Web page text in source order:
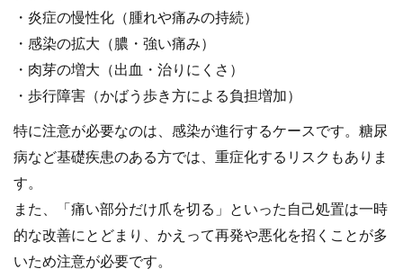
・炎症の慢性化（腫れや痛みの持続）
・感染の拡大（膿・強い痛み）
・肉芽の増大（出血・治りにくさ）
・歩行障害（かばう歩き方による負担増加）
特に注意が必要なのは、感染が進行するケースです。糖尿
病など基礎疾患のある方では、重症化するリスクもありま
す。
また、「痛い部分だけ爪を切る」といった自己処置は一時
的な改善にとどまり、かえって再発や悪化を招くことが多
いため注意が必要です。